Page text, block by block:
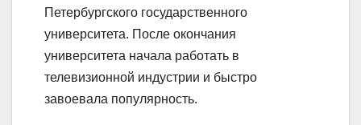
Петербургского государственного
университета. После окончания
университета начала работать в
телевизионной индустрии и быстро
завоевала популярность.